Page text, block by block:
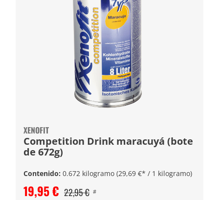
XENOFIT
Competition Drink maracuyá (bote
de 672g)
Contenido: 0.672 kilogramo (29,69 €* / 1 kilogramo)
19,95 € 22,95 € #